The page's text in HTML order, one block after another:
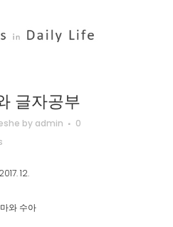
글자공부
by admin
0
2017. 12.
와 수아